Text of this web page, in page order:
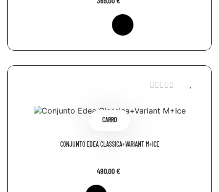
CARRO
CONJUNTO EDEA CLASSICA+VARIANT M+ICE
490,00 €